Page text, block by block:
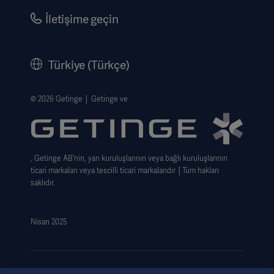
Careers
Web Si̇tesi̇ Gizlilik Politikası
Website use disclaimer
Cookie Notice
Data Subject Request Form
İletişime geçin
Türkiye (Türkçe)
© 2026 Getinge │ Getinge ve
, Getinge AB'nin, yan kuruluşlarının veya bağlı kuruluşlarının
ticari markaları veya tescilli ticari markalarıdır │Tüm hakları
saklıdır.
Nisan 2025